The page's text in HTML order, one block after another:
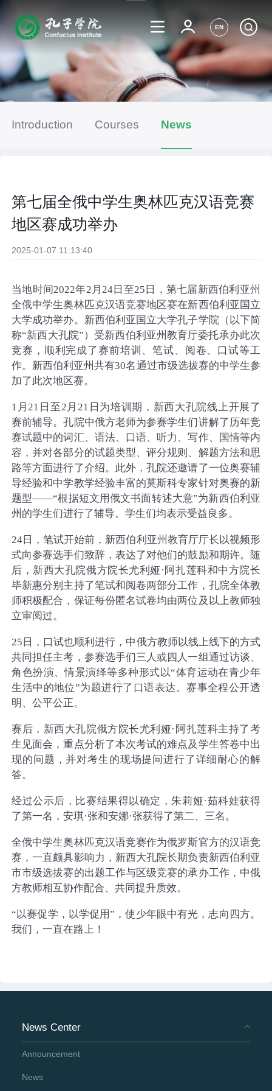
EN
Introduction Courses News
第七届全俄中学生奥林匹克汉语竞赛
地区赛成功举办
2025-01-07 11:13:40
当地时间2022年2月24日至25日，第七届新西伯利亚州
全俄中学生奥林匹克汉语竞赛地区赛在新西伯利亚国立
大学成功举办。新西伯利亚国立大学孔子学院（以下简
称“新西大孔院”）受新西伯利亚州教育厅委托承办此次
竞赛，顺利完成了赛前培训、笔试、阅卷、口试等工
作。新西伯利亚州共有30名通过市级选拔赛的中学生参
加了此次地区赛。
1月21日至2月21日为培训期，新西大孔院线上开展了
赛前辅导。孔院中俄方老师为参赛学生们讲解了历年竞
赛试题中的词汇、语法、口语、听力、写作、国情等内
容，并对各部分的试题类型、评分规则、解题方法和思
路等方面进行了介绍。此外，孔院还邀请了一位奥赛辅
导经验和中学教学经验丰富的莫斯科专家针对奥赛的新
题型——“根据短文用俄文书面转述大意”为新西伯利亚
州的学生们进行了辅导。学生们均表示受益良多。
24日，笔试开始前，新西伯利亚州教育厅厅长以视频形
式向参赛选手们致辞，表达了对他们的鼓励和期许。随
后，新西大孔院俄方院长尤利娅·阿扎莲科和中方院长
毕新惠分别主持了笔试和阅卷两部分工作，孔院全体教
师积极配合，保证每份匿名试卷均由两位及以上教师独
立审阅过。
25日，口试也顺利进行，中俄方教师以线上线下的方式
共同担任主考，参赛选手们三人或四人一组通过访谈、
角色扮演、情景演绎等多种形式以“体育运动在青少年
生活中的地位”为题进行了口语表达。赛事全程公开透
明、公平公正。
赛后，新西大孔院俄方院长尤利娅·阿扎莲科主持了考
生见面会，重点分析了本次考试的难点及学生答卷中出
现的问题，并对考生的现场提问进行了详细耐心的解
答。
经过公示后，比赛结果得以确定，朱莉娅·茹科娃获得
了第一名，安琪·张和安娜·张获得了第二、三名。
全俄中学生奥林匹克汉语竞赛作为俄罗斯官方的汉语竞
赛，一直颇具影响力，新西大孔院长期负责新西伯利亚
市市级选拔赛的出题工作与区级竞赛的承办工作，中俄
方教师相互协作配合、共同提升质效。
“以赛促学，以学促用”，使少年眼中有光，志向四方。
我们，一直在路上！
News Center
Announcement
News